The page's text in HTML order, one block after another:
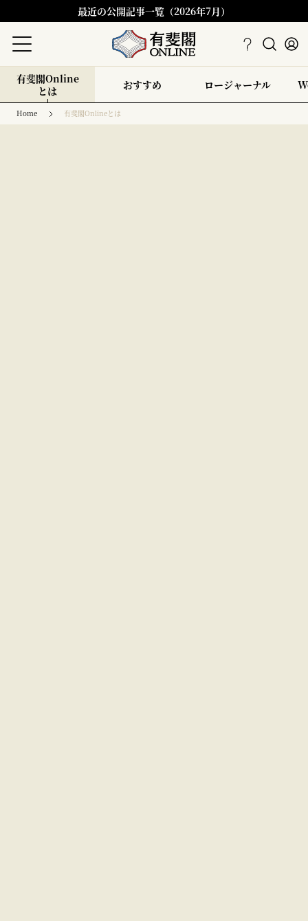
最近の公開記事一覧（2026年7月）
有斐閣Online
とは
おすすめ ロージャーナル
Home 有斐閣Onlineとは